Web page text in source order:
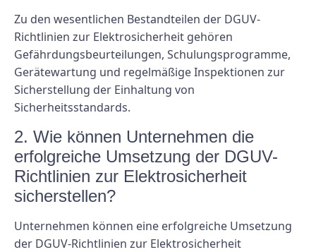
Zu den wesentlichen Bestandteilen der DGUV-
Richtlinien zur Elektrosicherheit gehören
Gefährdungsbeurteilungen, Schulungsprogramme,
Gerätewartung und regelmäßige Inspektionen zur
Sicherstellung der Einhaltung von
Sicherheitsstandards.
2. Wie können Unternehmen die
erfolgreiche Umsetzung der DGUV-
Richtlinien zur Elektrosicherheit
sicherstellen?
Unternehmen können eine erfolgreiche Umsetzung
der DGUV-Richtlinien zur Elektrosicherheit